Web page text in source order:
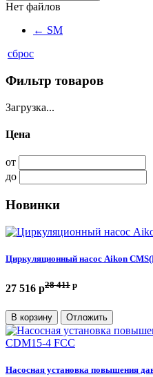
Нет файлов
← SM
сброс
Фильтр товаров
Загрузка...
Цена
от
до
Новинки
Циркуляционный насос Aikon
27 516 p28 411 p
В корзину Отложить
Насосная установка повышения